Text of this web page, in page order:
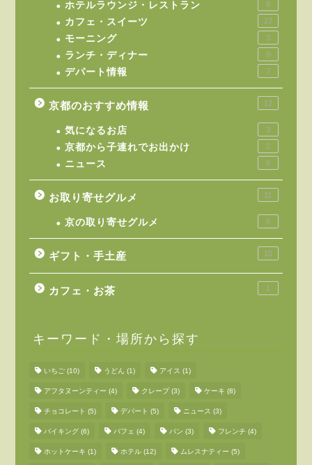
ホテルラウンジ・レストラン 8
カフェ・スイーツ 27
モーニング 3
ランチ・ディナー 9
デパート情報 7
京都のおすすめ情報 12
気になるお店 3
京都から子連れでお出かけ 2
ニュース 6
お取り寄せグルメ 11
京の取り寄せグルメ 6
ギフト・手土産 10
カフェ・お茶 1
キーワード・場所から探す
いちご (10) うどん (1) アイス (1)
アフタヌーンティー (4) クレープ(3) ケーキ (8)
チョコレート (5) デパート (5) ニュース (3)
バイキング (6) パフェ (4) パン (3) フレンチ (4)
ホットケーキ (1) ホテル (12) ムレスナティー (5)